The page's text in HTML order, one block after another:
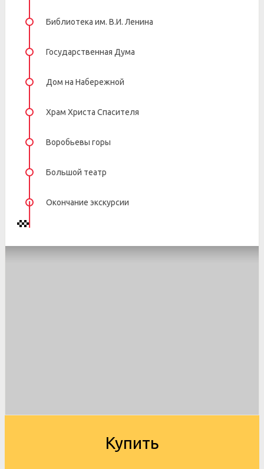
Библиотека им. В.И. Ленина
Государственная Дума
Дом на Набережной
Храм Христа Спасителя
Воробьевы горы
Большой театр
Окончание экскурсии
Купить